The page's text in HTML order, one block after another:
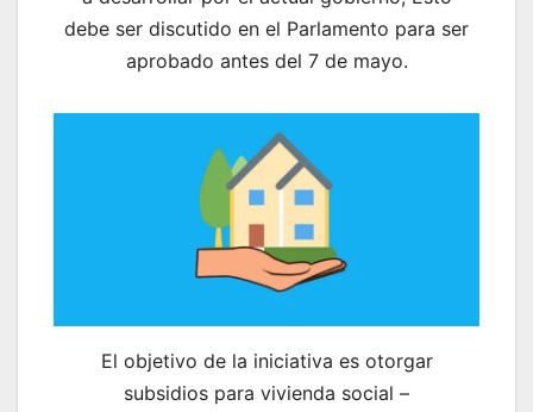
debe ser discutido en el Parlamento para ser
aprobado antes del 7 de mayo.
El objetivo de la iniciativa es otorgar
subsidios para vivienda social –